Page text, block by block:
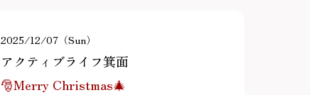
2025/12/07（Sun）
アクティブライフ箕面
🎅Merry Christmas🎄